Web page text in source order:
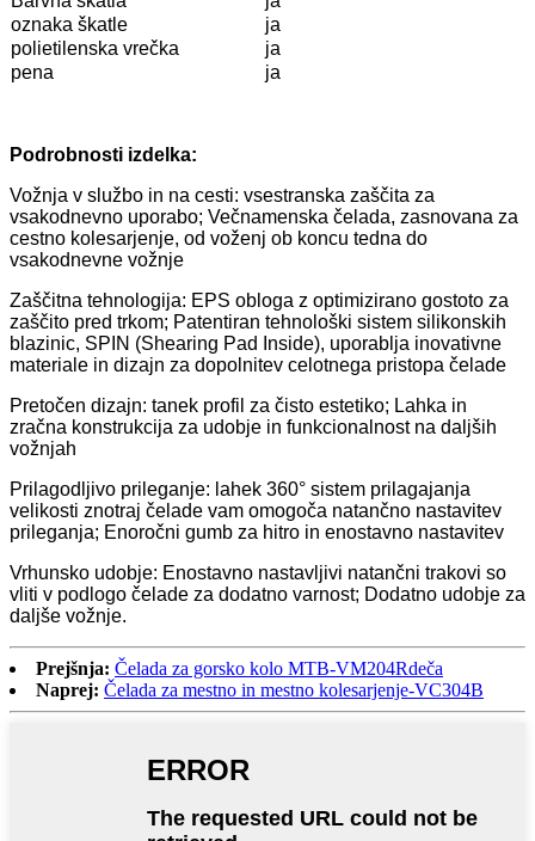
oznaka škatle
ja
polietilenska vrečka
ja
pena
ja
Podrobnosti izdelka:
Vožnja v službo in na cesti: vsestranska zaščita za
vsakodnevno uporabo; Večnamenska čelada, zasnovana za
cestno kolesarjenje, od voženj ob koncu tedna do
vsakodnevne vožnje
Zaščitna tehnologija: EPS obloga z optimizirano gostoto za
zaščito pred trkom; Patentiran tehnološki sistem silikonskih
blazinic, SPIN (Shearing Pad Inside), uporablja inovativne
materiale in dizajn za dopolnitev celotnega pristopa čelade
Pretočen dizajn: tanek profil za čisto estetiko; Lahka in
zračna konstrukcija za udobje in funkcionalnost na daljših
vožnjah
Prilagodljivo prileganje: lahek 360° sistem prilagajanja
velikosti znotraj čelade vam omogoča natančno nastavitev
prileganja; Enoročni gumb za hitro in enostavno nastavitev
Vrhunsko udobje: Enostavno nastavljivi natančni trakovi so
vliti v podlogo čelade za dodatno varnost; Dodatno udobje za
daljše vožnje.
Prejšnja: Čelada za gorsko kolo MTB-VM204Rdeča
Naprej: Čelada za mestno in mestno kolesarjenje-VC304B